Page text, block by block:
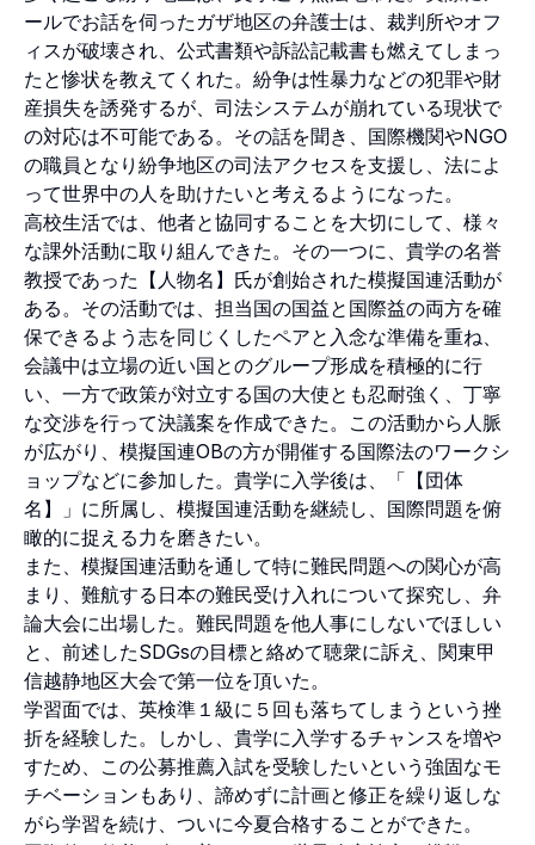
ールでお話を伺ったガザ地区の弁護士は、裁判所やオフ
ィスが破壊され、公式書類や訴訟記載書も燃えてしまっ
たと惨状を教えてくれた。紛争は性暴力などの犯罪や財
産損失を誘発するが、司法システムが崩れている現状で
の対応は不可能である。その話を聞き、国際機関やNGO
の職員となり紛争地区の司法アクセスを支援し、法によ
って世界中の人を助けたいと考えるようになった。
高校生活では、他者と協同することを大切にして、様々
な課外活動に取り組んできた。その一つに、貴学の名誉
教授であった【人物名】氏が創始された模擬国連活動が
ある。その活動では、担当国の国益と国際益の両方を確
保できるよう志を同じくしたペアと入念な準備を重ね、
会議中は立場の近い国とのグループ形成を積極的に行
い、一方で政策が対立する国の大使とも忍耐強く、丁寧
な交渉を行って決議案を作成できた。この活動から人脈
が広がり、模擬国連OBの方が開催する国際法のワークシ
ョップなどに参加した。貴学に入学後は、「【団体
名】」に所属し、模擬国連活動を継続し、国際問題を俯
瞰的に捉える力を磨きたい。
また、模擬国連活動を通して特に難民問題への関心が高
まり、難航する日本の難民受け入れについて探究し、弁
論大会に出場した。難民問題を他人事にしないでほしい
と、前述したSDGsの目標と絡めて聴衆に訴え、関東甲
信越静地区大会で第一位を頂いた。
学習面では、英検準１級に５回も落ちてしまうという挫
折を経験した。しかし、貴学に入学するチャンスを増や
すため、この公募推薦入試を受験したいという強固なモ
チベーションもあり、諦めずに計画と修正を繰り返しな
がら学習を続け、ついに今夏合格することができた。